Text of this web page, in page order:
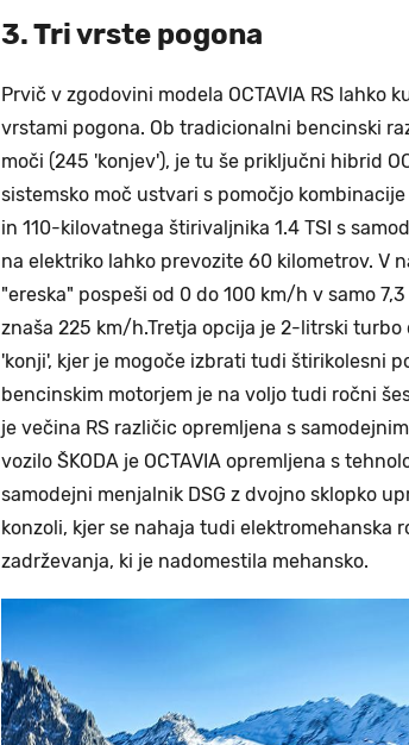
3. Tri vrste pogona
Prvič v zgodovini modela OCTAVIA RS lahko
vrstami pogona. Ob tradicionalni bencinski
moči (245 'konjev'), je tu še priključni hibrid
sistemsko moč ustvari s pomočjo
in 110-kilovatnega štirivaljnika 1.4 TSI s
na elektriko lahko prevozite 60 kilometrov. V
"ereska" pospeši od 0 do 100 km/h v samo
znaša 225 km/h.Tretja opcija je 2-litrski turbo
'konji', kjer je mogoče izbrati tudi štirikolesni
bencinskim motorjem je na voljo tudi ročni
je večina RS različic opremljena s
vozilo ŠKODA je OCTAVIA opremljena s
samodejni menjalnik DSG z dvojno sklopko
konzoli, kjer se nahaja tudi elektromehanska
zadrževanja, ki je nadomestila mehansko.